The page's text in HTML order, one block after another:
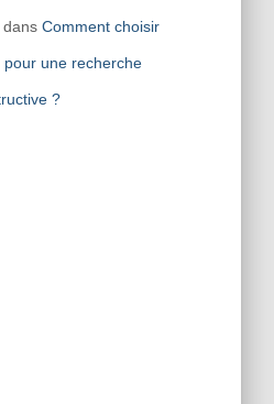
Comment choisir
une recherche
?